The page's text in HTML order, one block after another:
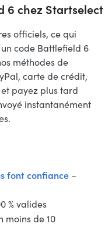
6 chez Startselect
officiels, ce qui
code Battlefield 6
méthodes de
carte de crédit,
payez plus tard
instantanément
font confiance –
% valides
moins de 10